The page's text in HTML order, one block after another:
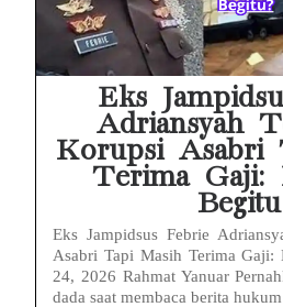
Eks
Adriansyah
Korupsi Asabri
Terima Gaji:
Eks Jampidsus Febrie
Asabri Tapi Masih Terima Gaji:
24, 2026 Rahmat Yanuar
dada saat membaca berita